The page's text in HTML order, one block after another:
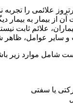
علائمی را
از بیمار به بیمار
علائم ثابت
سایر عوامل، ظاهر
شامل موارد زیر
یا سفتی